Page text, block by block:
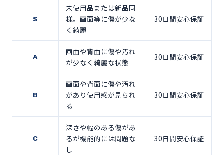
S
未使用品または新品同
様。画面等に傷が少な
く綺麗
30日間安心保証
A
画面や背面に傷や汚れ
が少なく綺麗な状態
30日間安心保証
B
画面や背面に傷や汚れ
があり使用感が見られ
る
30日間安心保証
C
深さや幅のある傷があ
るが機能的には問題な
し
30日間安心保証